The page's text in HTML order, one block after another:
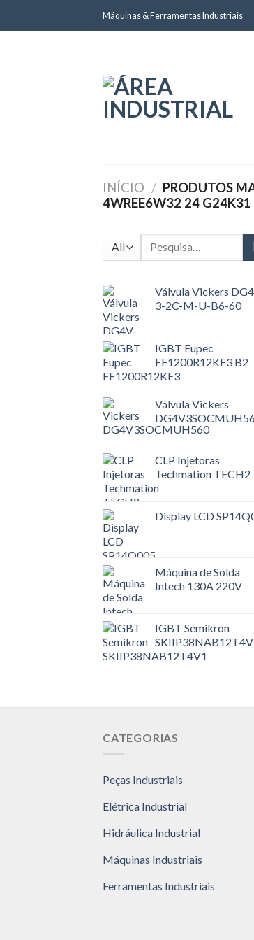
Máquinas & Ferramentas Industriais
INÍCIO / PRODUTOS
4WREE6W32 24 G24K31
Pesquisar
Válvula Vickers
3-2C-M-U-B6-60
IGBT Eupec
FF1200R12KE3 B2
Válvula Vickers
CLP Injetoras
Techmation TECH2
Display LCD
Máquina de Solda
Intech 130A 220V
IGBT Semikron
CATEGORIAS
Peças Industriais
Elétrica Industrial
Hidráulica Industrial
Máquinas Industriais
Ferramentas Industriais